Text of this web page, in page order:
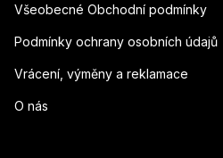
Všeobecné Obchodní podmínky
Podmínky ochrany osobních údajů
Vrácení, výměny a reklamace
O nás